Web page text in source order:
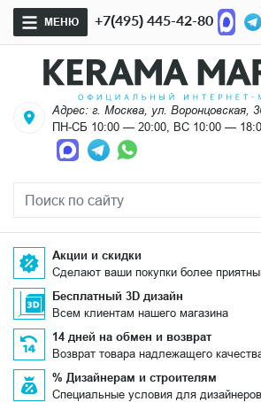
МЕНЮ +7(495) 445-42-80
Адрес: г. Москва, ул. Воронцовская,
ПН-СБ 10:00 — 20:00, ВС 10:00 —
Акции и скидки
Сделают ваши покупки более
Бесплатный 3D дизайн
Всем клиентам нашего магазина
14 дней на обмен и возврат
Возврат товара надлежащего
% Дизайнерам и строителям
Специальные условия для